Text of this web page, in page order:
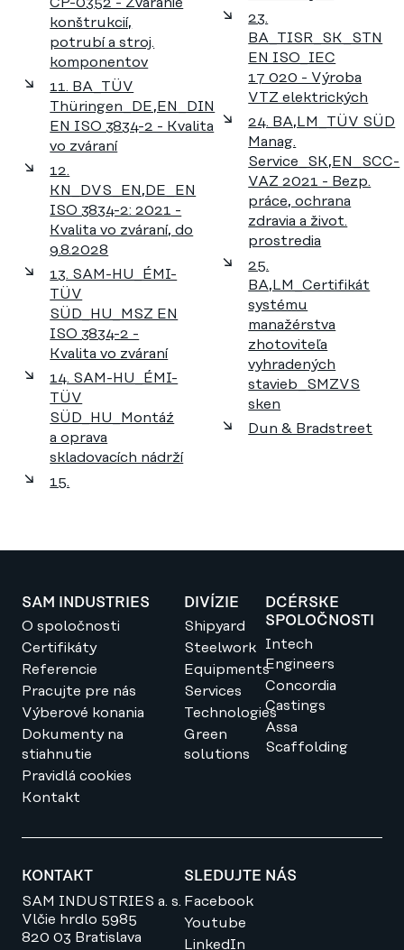
konštrukcií,
potrubí a stroj.
komponentov
11. BA_TÜV
Thüringen_DE,EN_DIN
EN ISO 3834-2 - Kvalita
vo zváraní
12.
KN_DVS_EN,DE_EN
ISO 3834-2: 2021 -
Kvalita vo zváraní, do
9.8.2028
13. SAM-HU_ÉMI-
TÜV
SÜD_HU_MSZ EN
ISO 3834-2 -
Kvalita vo zváraní
14. SAM-HU_ÉMI-
TÜV
SÜD_HU_Montáź
a oprava
skladovacích nádrží
15.
23.
BA_TISR_SK_STN
EN ISO_IEC
17 020 - Výroba
VTZ elektrických
24. BA,LM_TÜV SÜD
Manag.
Service_SK,EN_SCC-
VAZ 2021 - Bezp.
práce, ochrana
zdravia a život.
prostredia
25.
BA,LM_Certifikát
systému
manažérstva
zhotoviteľa
vyhradených
stavieb_SMZVS
sken
Dun & Bradstreet
SAM INDUSTRIES
O spoločnosti
Certifikáty
Referencie
Pracujte pre nás
Výberové konania
Dokumenty na
stiahnutie
Pravidlá cookies
Kontakt
DIVÍZIE
Shipyard
Steelwork
Equipments
Services
Technologies
Green
solutions
DCÉRSKE
SPOLOČNOSTI
Intech
Engineers
Concordia
Castings
Assa
Scaffolding
KONTAKT
SAM INDUSTRIES a. s.
Vlčie hrdlo 5985
820 03 Bratislava
SLEDUJTE NÁS
Facebook
Youtube
LinkedIn